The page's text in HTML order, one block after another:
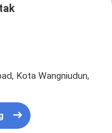
Kota Wangniudun,